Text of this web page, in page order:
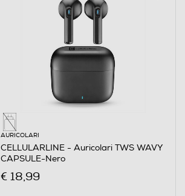
AURICOLARI
CELLULARLINE - Auricolari TWS WAVY
CAPSULE-Nero
€ 18,99